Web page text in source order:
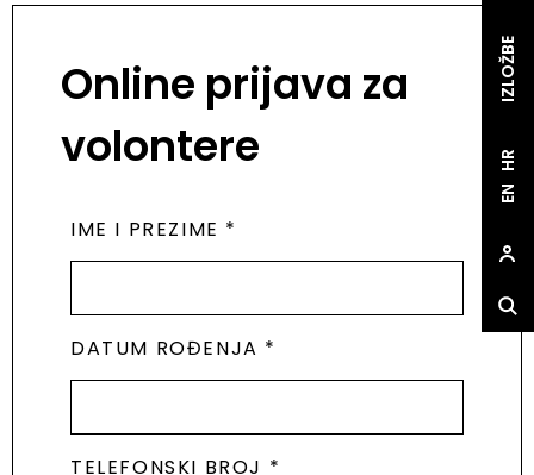
Online prijava za
volontere
IME I PREZIME *
DATUM ROĐENJA *
TELEFONSKI BROJ *
IZLOŽBE
HR
EN